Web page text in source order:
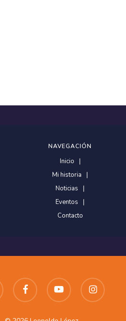
NAVEGACIÓN
Inicio
Mi historia
Noticias
Eventos
Contacto
facebook youtube instagram